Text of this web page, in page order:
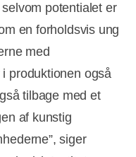
potentialet er
en forholdsvis ung
med
produktionen også
tilbage med et
af kunstig
siger